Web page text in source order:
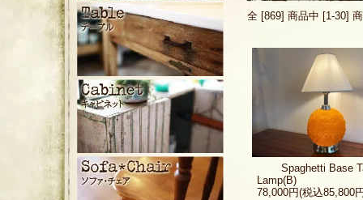
全 [869] 商品中 [1-30]
Spaghetti Base
Lamp(B)
78,000円(税込85,800